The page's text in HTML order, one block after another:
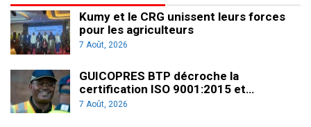
Kumy et le CRG unissent leurs forces
pour les agriculteurs
7 Août, 2026
GUICOPRES BTP décroche la
certification ISO 9001:2015 et…
7 Août, 2026